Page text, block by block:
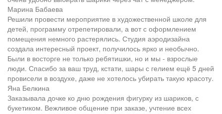
Марина Бабаева
Решили провести мероприятие в художественной школе для
детей, программу отрепетировали, а вот с оформлением
помещения немного растерялись. Студия аэродизайна
создала интересный проект, получилось ярко и необычно.
Были в восторге не только ребятишки, но и мы - взрослые
люди. Спасибо за ваш труд, кстати, шары с гелием ещё 5 дней
провисели в воздухе, даже не хотелось убирать такую красоту.
Яна Белкина
Заказывала дочке ко дню рождения фигурку из шариков, с
букетиком. Вежливое общение при заказе, учтение всех